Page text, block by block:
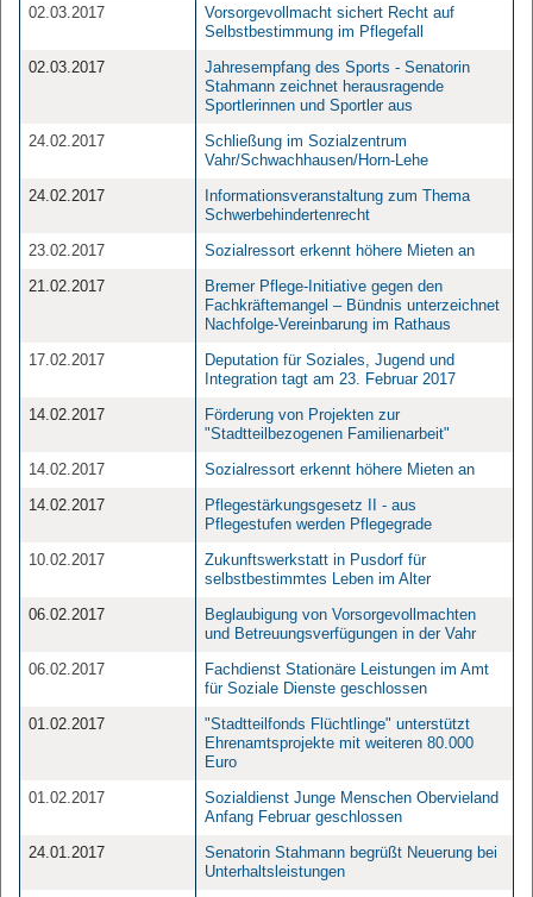
02.03.2017
Vorsorgevollmacht sichert Recht auf
Selbstbestimmung im Pflegefall
02.03.2017
Jahresempfang des Sports - Senatorin
Stahmann zeichnet herausragende
Sportlerinnen und Sportler aus
24.02.2017
Schließung im Sozialzentrum
Vahr/Schwachhausen/Horn-Lehe
24.02.2017
Informationsveranstaltung zum Thema
Schwerbehindertenrecht
23.02.2017
Sozialressort erkennt höhere Mieten an
21.02.2017
Bremer Pflege-Initiative gegen den
Fachkräftemangel – Bündnis unterzeichnet
Nachfolge-Vereinbarung im Rathaus
17.02.2017
Deputation für Soziales, Jugend und
Integration tagt am 23. Februar 2017
14.02.2017
Förderung von Projekten zur
"Stadtteilbezogenen Familienarbeit"
14.02.2017
Sozialressort erkennt höhere Mieten an
14.02.2017
Pflegestärkungsgesetz II - aus
Pflegestufen werden Pflegegrade
10.02.2017
Zukunftswerkstatt in Pusdorf für
selbstbestimmtes Leben im Alter
06.02.2017
Beglaubigung von Vorsorgevollmachten
und Betreuungsverfügungen in der Vahr
06.02.2017
Fachdienst Stationäre Leistungen im Amt
für Soziale Dienste geschlossen
01.02.2017
"Stadtteilfonds Flüchtlinge" unterstützt
Ehrenamtsprojekte mit weiteren 80.000
Euro
01.02.2017
Sozialdienst Junge Menschen Obervieland
Anfang Februar geschlossen
24.01.2017
Senatorin Stahmann begrüßt Neuerung bei
Unterhaltsleistungen